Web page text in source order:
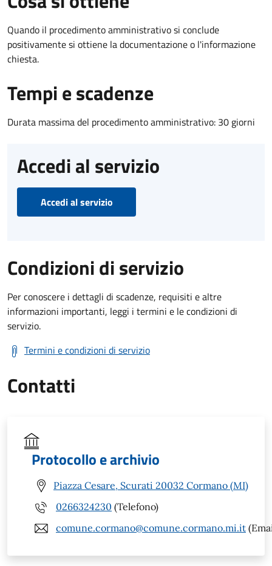
Quando il procedimento amministrativo si conclude
positivamente si ottiene la documentazione o l'informazione
chiesta.
Tempi e scadenze
Durata massima del procedimento amministrativo: 30 giorni
Accedi al servizio
Accedi al servizio
Condizioni di servizio
Per conoscere i dettagli di scadenze, requisiti e altre
informazioni importanti, leggi i termini e le condizioni di
servizio.
Termini e condizioni di servizio
Contatti
Protocollo e archivio
Piazza Cesare, Scurati 20032 Cormano (MI)
0266324230 (Telefono)
comune.cormano@comune.cormano.mi.it